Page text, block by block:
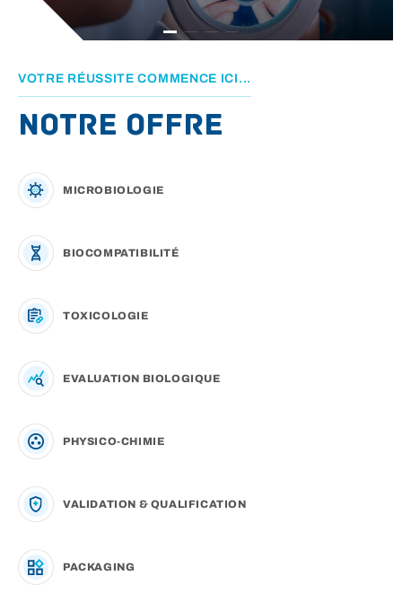
CONTACT
VOTRE RÉUSSITE COMMENCE ICI...
Notre offre
MICROBIOLOGIE
BIOCOMPATIBILITÉ
TOXICOLOGIE
EVALUATION BIOLOGIQUE
PHYSICO-CHIMIE
VALIDATION & QUALIFICATION
PACKAGING